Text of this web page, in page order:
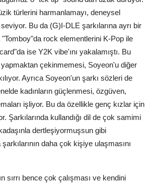
türlerini harmanlamayı, deneysel
Bu da (G)I-DLE şarkılarına ayrı bir
"Tomboy"da rock elementlerini K-Pop ile
ise Y2K vibe'ını yakalamıştı. Bu
çekinmemesi, Soyeon'u diğer
Ayrıca Soyeon'un şarkı sözleri de
kadınların güçlenmesi, özgüven,
işliyor. Bu da özellikle genç kızlar için
Şarkılarında kullandığı dil de çok samimi
dertleşiyormuşsun gibi
daha çok kişiye ulaşmasını
sırrı bence çok çalışması ve kendini